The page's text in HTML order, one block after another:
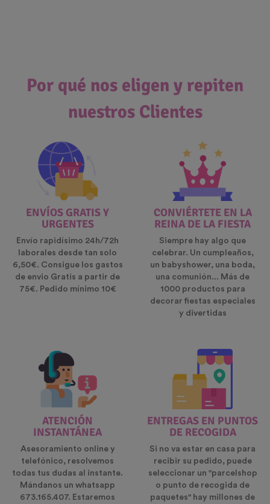
Por qué nos eligen y repiten
nuestros Clientes
ENVÍOS GRATIS Y
URGENTES
Envío rapidísimo 24h/72h
laborales desde tan solo
6,50€. Consigue los gastos
de envio Gratis a partir de
75€. Pedido mínimo 10€
CONVIÉRTETE EN LA
REINA DE LA FIESTA
Siempre hay algo que
celebrar. Un cumpleaños,
un babyshower, una boda,
una comunión... Más de
1000 productos para
decorar fiestas especiales
y divertidas
ATENCIÓN
INSTANTÁNEA
Asesoramiento online y
telefónico, resolvemos
todas tus dudas al instante.
Mándanos un whatsapp
673.165.407. Estaremos
ENTREGAS EN PUNTOS
DE RECOGIDA
Si no va estar en casa para
recibir su pedido, puede
seleccionar un "parcelshop
o punto de recogida de
paquetes" hay millones de